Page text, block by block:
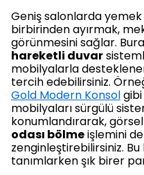
Geniş salonlarda
birbirinden ayırmak,
görünmesini sağlar.
hareketli duvar
mobilyalarla
tercih edebilirsiniz.
Gold Modern Konsolgibi
mobilyaları sürgülü
konumlandırarak,
odası bölmeişlemini
zenginleştirebilirsiniz.
tanımlarken şık birer